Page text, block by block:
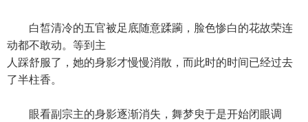
白皙清冷的五官被足底随意蹂躏，脸色惨白的花故荣连
动都不敢动。等到主
人踩舒服了，她的身影才慢慢消散，而此时的时间已经过去
了半柱香。
眼看副宗主的身影逐渐消失，舞梦臾于是开始闭眼调